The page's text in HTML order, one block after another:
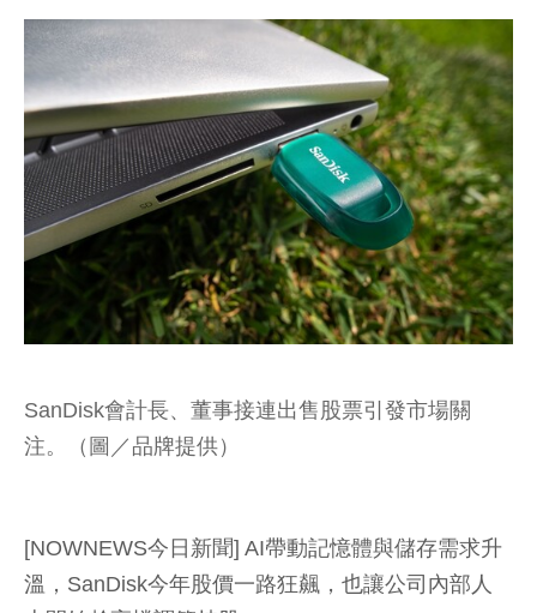
SanDisk會計長、董事接連出售股票引發市場關
注。（圖／品牌提供）
[NOWNEWS今日新聞] AI帶動記憶體與儲存需求升
溫，SanDisk今年股價一路狂飆，也讓公司內部人